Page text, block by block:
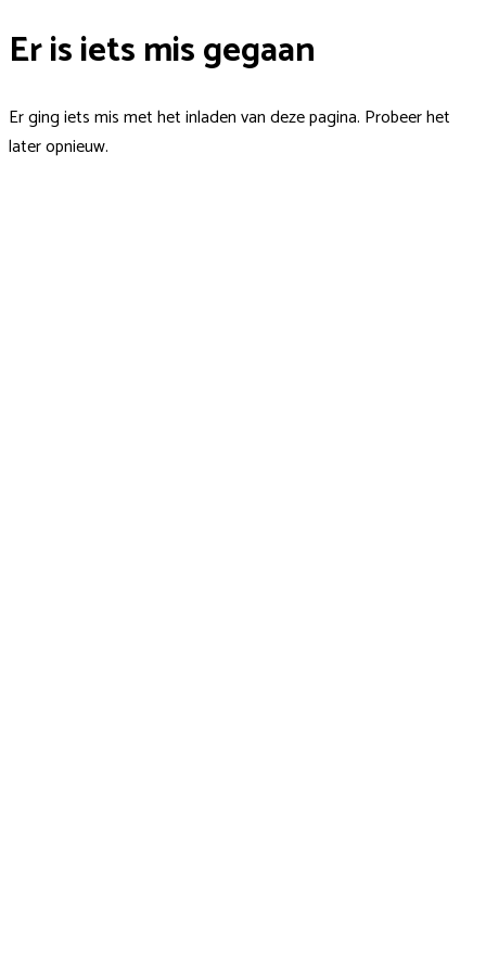
Er is iets mis gegaan
Er ging iets mis met het inladen van deze pagina. Probeer het
later opnieuw.